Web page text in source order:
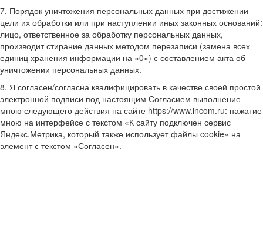
7. Порядок уничтожения персональных данных при достижении
цели их обработки или при наступлении иных законных оснований:
лицо, ответственное за обработку персональных данных,
производит стирание данных методом перезаписи (замена всех
единиц хранения информации на «0») с составлением акта об
уничтожении персональных данных.
8. Я согласен/согласна квалифицировать в качестве своей простой
электронной подписи под настоящим Согласием выполнение
мною следующего действия на сайте https://www.incom.ru: нажатие
мною на интерфейсе с текстом «К сайту подключен сервис
Яндекс.Метрика, который также использует файлы cookie» на
элемент с текстом «Согласен».